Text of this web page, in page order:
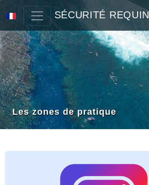
SÉCURITÉ REQUIN
Les zones de pratique